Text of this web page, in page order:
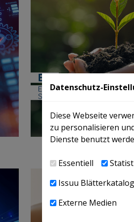
Datenschutz-
Diese Webseite
zu personalisieren
Dienste benutzt
Essentiell
Issuu Blätterkatalog
Externe Medien